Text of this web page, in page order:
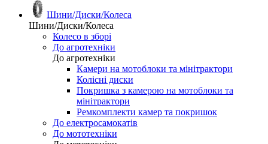
Шини/Диски/Колеса
Шини/Диски/Колеса
Колесо в зборі
До агротехніки
До агротехніки
Камери на мотоблоки та мінітрактори
Колісні диски
Покришка з камерою на мотоблоки та
мінітрактори
Ремкомплекти камер та покришок
До електросамокатів
До мототехніки